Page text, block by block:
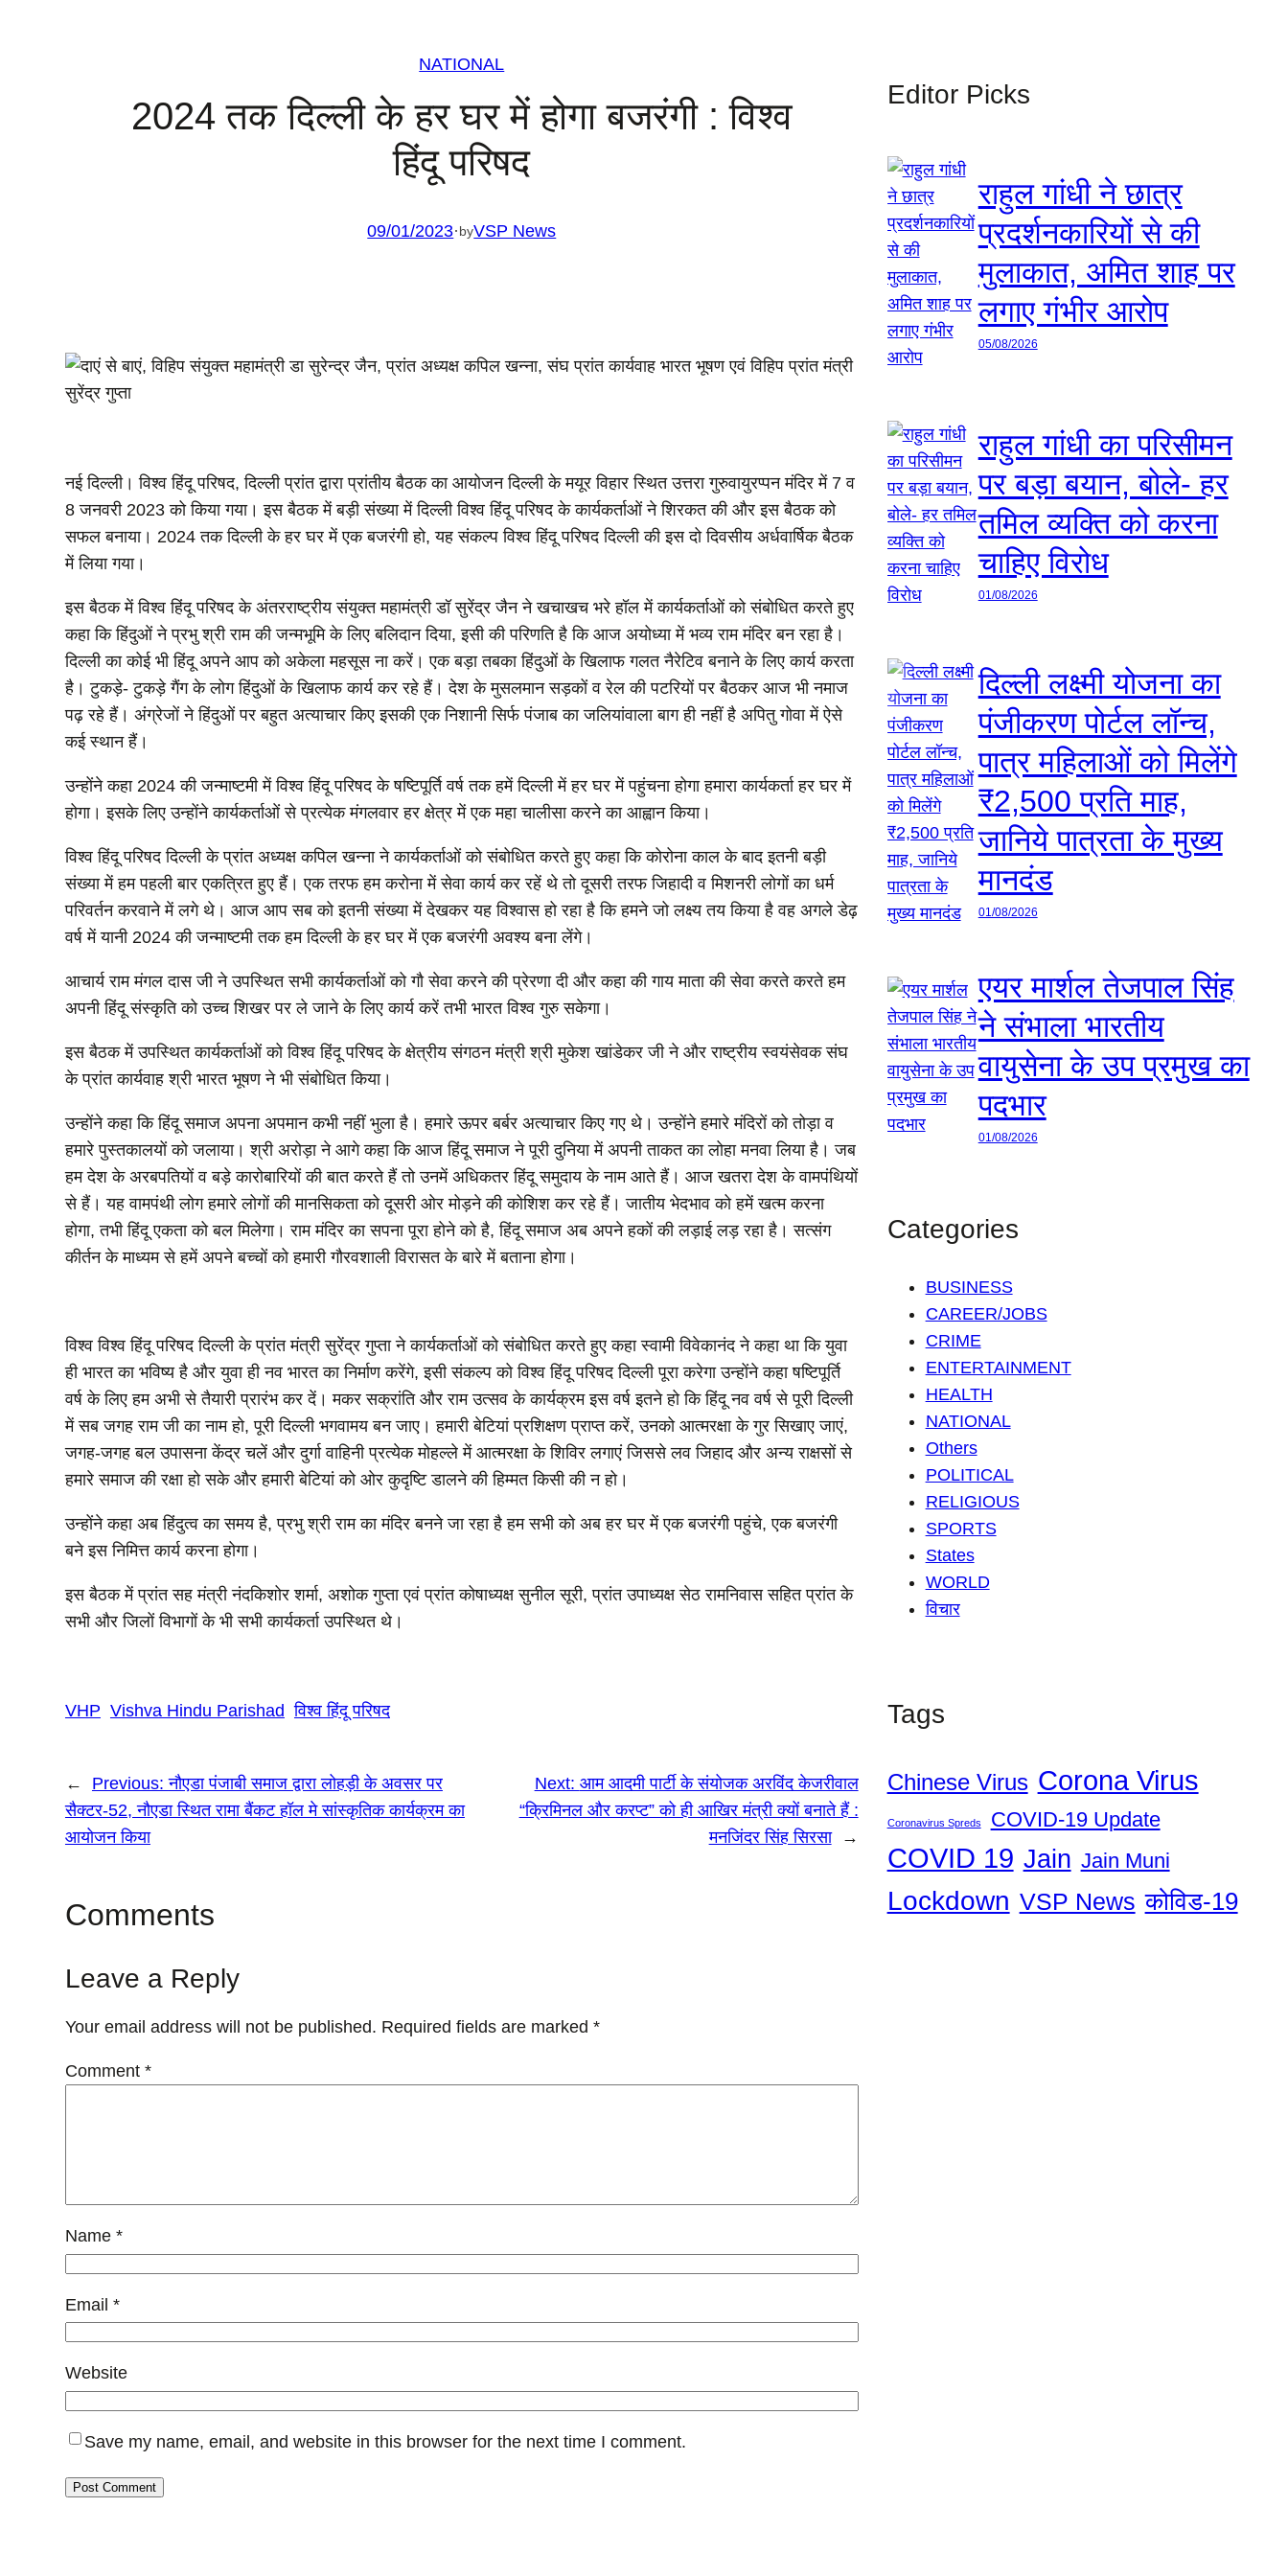
NATIONAL
2024 तक दिल्ली के हर घर में होगा बजरंगी : विश्व
हिंदू परिषद
09/01/2023·byVSP News
नई दिल्ली। विश्व हिंदू परिषद, दिल्ली प्रांत द्वारा प्रांतीय बैठक का आयोजन दिल्ली के मयूर विहार स्थित उत्तरा गुरुवायुरप्पन मंदिर में 7 व
8 जनवरी 2023 को किया गया। इस बैठक में बड़ी संख्या में दिल्ली विश्व हिंदू परिषद के कार्यकर्ताओं ने शिरकत की और इस बैठक को
सफल बनाया। 2024 तक दिल्ली के हर घर में एक बजरंगी हो, यह संकल्प विश्व हिंदू परिषद दिल्ली की इस दो दिवसीय अर्धवार्षिक बैठक
में लिया गया।
इस बैठक में विश्व हिंदू परिषद के अंतरराष्ट्रीय संयुक्त महामंत्री डॉ सुरेंद्र जैन ने खचाखच भरे हॉल में कार्यकर्ताओं को संबोधित करते हुए
कहा कि हिंदुओं ने प्रभु श्री राम की जन्मभूमि के लिए बलिदान दिया, इसी की परिणति है कि आज अयोध्या में भव्य राम मंदिर बन रहा है।
दिल्ली का कोई भी हिंदू अपने आप को अकेला महसूस ना करें। एक बड़ा तबका हिंदुओं के खिलाफ गलत नैरेटिव बनाने के लिए कार्य करता
है। टुकड़े- टुकड़े गैंग के लोग हिंदुओं के खिलाफ कार्य कर रहे हैं। देश के मुसलमान सड़कों व रेल की पटरियों पर बैठकर आज भी नमाज
पढ़ रहे हैं। अंग्रेजों ने हिंदुओं पर बहुत अत्याचार किए इसकी एक निशानी सिर्फ पंजाब का जलियांवाला बाग ही नहीं है अपितु गोवा में ऐसे
कई स्थान हैं।
उन्होंने कहा 2024 की जन्माष्टमी में विश्व हिंदू परिषद के षष्टिपूर्ति वर्ष तक हमें दिल्ली में हर घर में पहुंचना होगा हमारा कार्यकर्ता हर घर में
होगा। इसके लिए उन्होंने कार्यकर्ताओं से प्रत्येक मंगलवार हर क्षेत्र में एक महा चालीसा करने का आह्वान किया।
विश्व हिंदू परिषद दिल्ली के प्रांत अध्यक्ष कपिल खन्ना ने कार्यकर्ताओं को संबोधित करते हुए कहा कि कोरोना काल के बाद इतनी बड़ी
संख्या में हम पहली बार एकत्रित हुए हैं। एक तरफ हम करोना में सेवा कार्य कर रहें थे तो दूसरी तरफ जिहादी व मिशनरी लोगों का धर्म
परिवर्तन करवाने में लगे थे। आज आप सब को इतनी संख्या में देखकर यह विश्वास हो रहा है कि हमने जो लक्ष्य तय किया है वह अगले डेढ़
वर्ष में यानी 2024 की जन्माष्टमी तक हम दिल्ली के हर घर में एक बजरंगी अवश्य बना लेंगे।
आचार्य राम मंगल दास जी ने उपस्थित सभी कार्यकर्ताओं को गौ सेवा करने की प्रेरणा दी और कहा की गाय माता की सेवा करते करते हम
अपनी हिंदू संस्कृति को उच्च शिखर पर ले जाने के लिए कार्य करें तभी भारत विश्व गुरु सकेगा।
इस बैठक में उपस्थित कार्यकर्ताओं को विश्व हिंदू परिषद के क्षेत्रीय संगठन मंत्री श्री मुकेश खांडेकर जी ने और राष्ट्रीय स्वयंसेवक संघ
के प्रांत कार्यवाह श्री भारत भूषण ने भी संबोधित किया।
उन्होंने कहा कि हिंदू समाज अपना अपमान कभी नहीं भुला है। हमारे ऊपर बर्बर अत्याचार किए गए थे। उन्होंने हमारे मंदिरों को तोड़ा व
हमारे पुस्तकालयों को जलाया। श्री अरोड़ा ने आगे कहा कि आज हिंदू समाज ने पूरी दुनिया में अपनी ताकत का लोहा मनवा लिया है। जब
हम देश के अरबपतियों व बड़े कारोबारियों की बात करते हैं तो उनमें अधिकतर हिंदू समुदाय के नाम आते हैं। आज खतरा देश के वामपंथियों
से हैं। यह वामपंथी लोग हमारे लोगों की मानसिकता को दूसरी ओर मोड़ने की कोशिश कर रहे हैं। जातीय भेदभाव को हमें खत्म करना
होगा, तभी हिंदू एकता को बल मिलेगा। राम मंदिर का सपना पूरा होने को है, हिंदू समाज अब अपने हकों की लड़ाई लड़ रहा है। सत्संग
कीर्तन के माध्यम से हमें अपने बच्चों को हमारी गौरवशाली विरासत के बारे में बताना होगा।
विश्व विश्व हिंदू परिषद दिल्ली के प्रांत मंत्री सुरेंद्र गुप्ता ने कार्यकर्ताओं को संबोधित करते हुए कहा स्वामी विवेकानंद ने कहा था कि युवा
ही भारत का भविष्य है और युवा ही नव भारत का निर्माण करेंगे, इसी संकल्प को विश्व हिंदू परिषद दिल्ली पूरा करेगा उन्होंने कहा षष्टिपूर्ति
वर्ष के लिए हम अभी से तैयारी प्रारंभ कर दें। मकर सक्रांति और राम उत्सव के कार्यक्रम इस वर्ष इतने हो कि हिंदू नव वर्ष से पूरी दिल्ली
में सब जगह राम जी का नाम हो, पूरी दिल्ली भगवामय बन जाए। हमारी बेटियां प्रशिक्षण प्राप्त करें, उनको आत्मरक्षा के गुर सिखाए जाएं,
जगह-जगह बल उपासना केंद्र चलें और दुर्गा वाहिनी प्रत्येक मोहल्ले में आत्मरक्षा के शिविर लगाएं जिससे लव जिहाद और अन्य राक्षसों से
हमारे समाज की रक्षा हो सके और हमारी बेटियां को ओर कुदृष्टि डालने की हिम्मत किसी की न हो।
उन्होंने कहा अब हिंदुत्व का समय है, प्रभु श्री राम का मंदिर बनने जा रहा है हम सभी को अब हर घर में एक बजरंगी पहुंचे, एक बजरंगी
बने इस निमित्त कार्य करना होगा।
इस बैठक में प्रांत सह मंत्री नंदकिशोर शर्मा, अशोक गुप्ता एवं प्रांत कोषाध्यक्ष सुनील सूरी, प्रांत उपाध्यक्ष सेठ रामनिवास सहित प्रांत के
सभी और जिलों विभागों के भी सभी कार्यकर्ता उपस्थित थे।
VHP Vishva Hindu Parishad विश्व हिंदू परिषद
← Previous:नौएडा पंजाबी समाज द्वारा लोहड़ी के अवसर पर
सैक्टर-52, नौएडा स्थित रामा बैंकट हॉल मे सांस्कृतिक कार्यक्रम का
आयोजन किया
Next: आम आदमी पार्टी के संयोजक अरविंद केजरीवाल
“क्रिमिनल और करप्ट” को ही आखिर मंत्री क्यों बनाते हैं :
मनजिंदर सिंह सिरसा
→
Comments
Leave a Reply
Your email address will not be published. Required fields are marked *
Comment *
Name *
Email *
Website
Save my name, email, and website in this browser for the next time I comment.
Editor Picks
राहुल गांधी ने छात्र
प्रदर्शनकारियों से की
मुलाकात, अमित शाह पर
लगाए गंभीर आरोप
05/08/2026
राहुल गांधी का परिसीमन
पर बड़ा बयान, बोले- हर
तमिल व्यक्ति को करना
चाहिए विरोध
01/08/2026
दिल्ली लक्ष्मी योजना का
पंजीकरण पोर्टल लॉन्च,
पात्र महिलाओं को मिलेंगे
₹2,500 प्रति माह,
जानिये पात्रता के मुख्य
मानदंड
01/08/2026
एयर मार्शल तेजपाल सिंह
ने संभाला भारतीय
वायुसेना के उप प्रमुख का
पदभार
01/08/2026
Categories
BUSINESS
CAREER/JOBS
CRIME
ENTERTAINMENT
HEALTH
NATIONAL
Others
POLITICAL
RELIGIOUS
SPORTS
States
WORLD
विचार
Tags
Chinese Virus Corona Virus
Coronavirus Spreds COVID-19 Update
COVID 19 Jain Jain Muni
Lockdown VSP News कोविड-19